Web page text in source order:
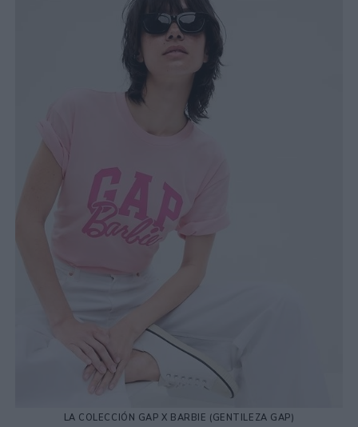
LA COLECCIÓN GAP X BARBIE (GENTILEZA GAP)